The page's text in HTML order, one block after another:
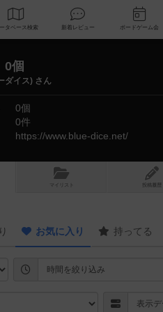
データベース 検索 新着レビュー
0個
ダイス) さん
0個
0件
https://www.blue-dice.net/
マイリスト 投稿履歴
お気に入り 持ってる